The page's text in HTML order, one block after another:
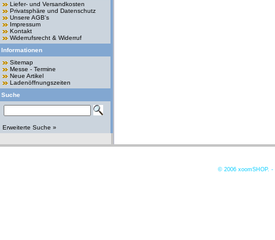
Liefer- und Versandkosten
Privatsphäre und Datenschutz
Unsere AGB's
Impressum
Kontakt
Widerrufsrecht & Widerruf
Informationen
Sitemap
Messe - Termine
Neue Artikel
Ladenöffnungszeiten
Suche
Erweiterte Suche »
© 2006 xoomSHOP. -